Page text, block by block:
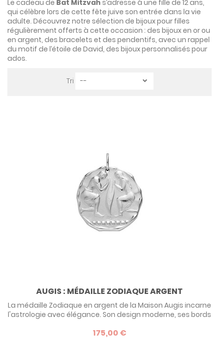
Le cadeau de Bat Mitzvah s’adresse à une fille de 12 ans,
qui célèbre lors de cette fête juive son entrée dans la vie
adulte. Découvrez notre sélection de bijoux pour filles
régulièrement offerts à cette occasion : des bijoux en or ou
en argent, des bracelets et des pendentifs, avec un rappel
du motif de l’étoile de David, des bijoux personnalisés pour
ados.
Tri
AUGIS : MÉDAILLE ZODIAQUE ARGENT
La médaille Zodiaque en argent de la Maison Augis incarne
l'astrologie avec élégance. Son design moderne, ses bords
pièce un porte-bonheur unique. Personnalisez-la avec une
175,00 €